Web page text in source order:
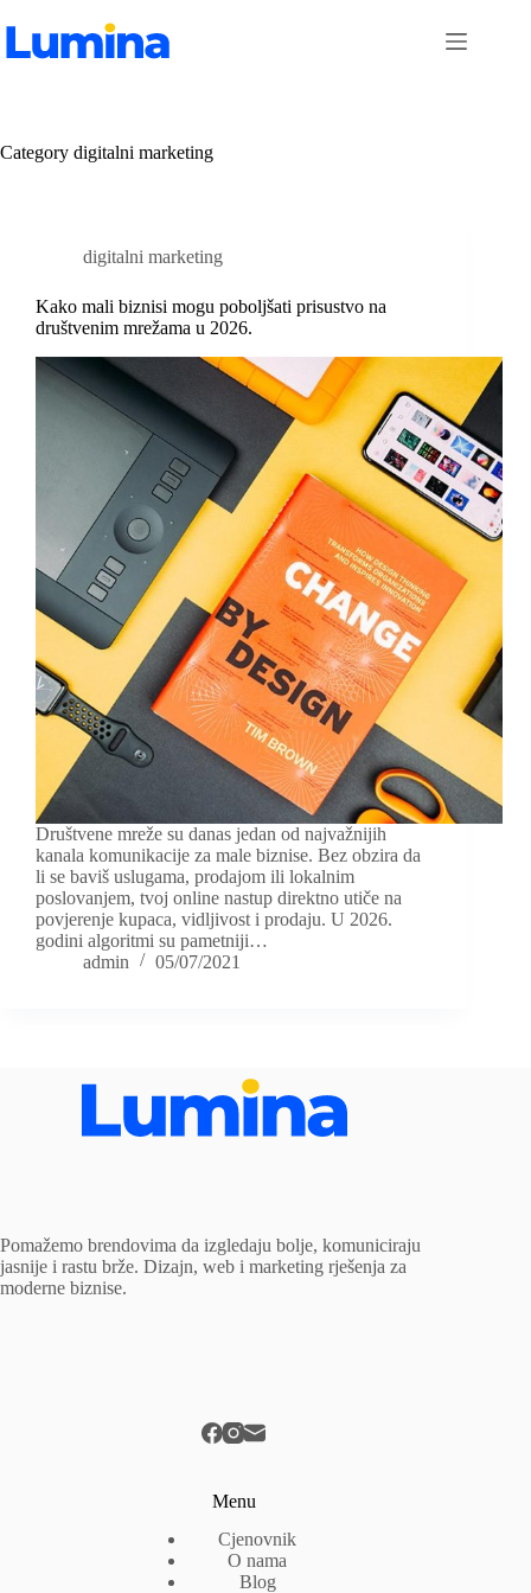
to
content
Category digitalni marketing
digitalni marketing
Kako mali biznisi mogu poboljšati prisustvo na
društvenim mrežama u 2026.
Društvene mreže su danas jedan od najvažnijih
kanala komunikacije za male biznise. Bez obzira da
li se baviš uslugama, prodajom ili lokalnim
poslovanjem, tvoj online nastup direktno utiče na
povjerenje kupaca, vidljivost i prodaju. U 2026.
godini algoritmi su pametniji…
admin
05/07/2021
Pomažemo brendovima da izgledaju bolje, komuniciraju
jasnije i rastu brže. Dizajn, web i marketing rješenja za
moderne biznise.
Menu
Cjenovnik
O nama
Blog